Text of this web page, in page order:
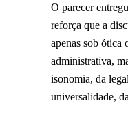
O parecer
reforça que a
apenas sob ótica
administrativa,
isonomia, da
universalidade,